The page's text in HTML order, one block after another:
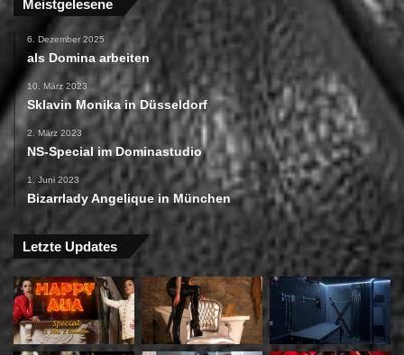
Meistgelesene
6. Dezember 2025
als Domina arbeiten
10. März 2023
Sklavin Monika in Düsseldorf
2. März 2023
NS-Special im Dominastudio
1. Juni 2023
Bizarrlady Angelique in München
Letzte Updates